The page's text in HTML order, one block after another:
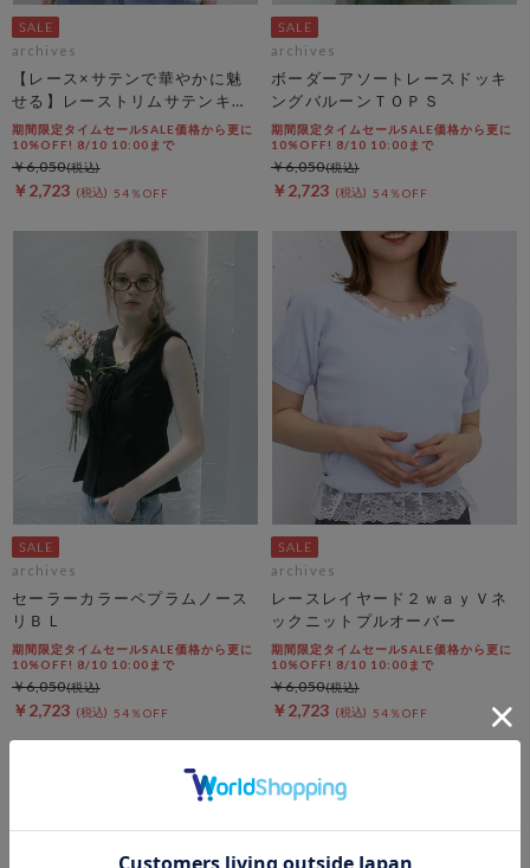
archives
【レース×サテンで華やかに魅
せる】レーストリムサテンキャ
ミソール
期間限定タイムセールSALE価格から更に
10%OFF! 8/10 10:00まで
￥2,723 54％OFF
￥6,050
archives
ボーダーアソートレースドッキ
ングバルーンＴＯＰＳ
期間限定タイムセールSALE価格から更に
10%OFF! 8/10 10:00まで
￥2,723 54％OFF
￥6,050
archives
セーラーカラーペプラムノース
リＢＬ
期間限定タイムセールSALE価格から更に
10%OFF! 8/10 10:00まで
￥2,723 54％OFF
￥6,050
archives
レースレイヤード２ｗａｙＶネ
ックニットプルオーバー
期間限定タイムセールSALE価格から更に
10%OFF! 8/10 10:00まで
￥2,723 54％OFF
￥6,050